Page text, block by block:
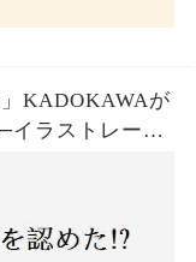
KADOKAWAが
イラストレータ